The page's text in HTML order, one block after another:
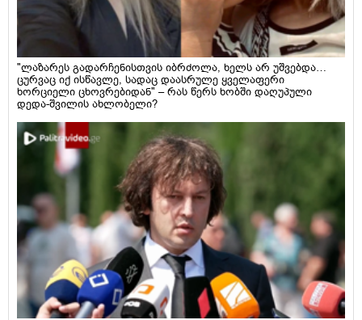
"ლაზარეს გადარჩენისთვის იბრძოლა, ხელს არ უშვებდა…
ცურვაც იქ ისწავლე, სადაც დაასრულე ყველაფერი
ხორციელი ცხოვრებიდან" – რას წერს ხობში დაღუპული
დედა-შვილის ახლობელი?